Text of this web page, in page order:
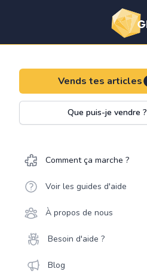
Vends tes articles
Que puis-je vendre ?
Comment ça marche ?
Voir les guides d'aide
À propos de nous
Besoin d'aide ?
Blog